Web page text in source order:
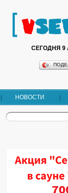
СЕГОДНЯ 9
НОВОСТИ